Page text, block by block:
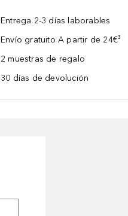
Entrega 2-3 días laborables
Envío gratuito A partir de 24€³
2 muestras de regalo
30 días de devolución